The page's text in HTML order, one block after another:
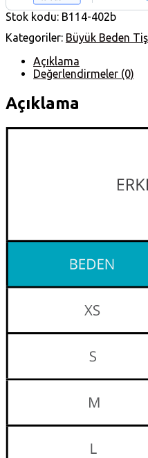
Stok kodu: B114-402b
Kategoriler: Büyük Beden
Açıklama
Değerlendirmeler (0)
Açıklama